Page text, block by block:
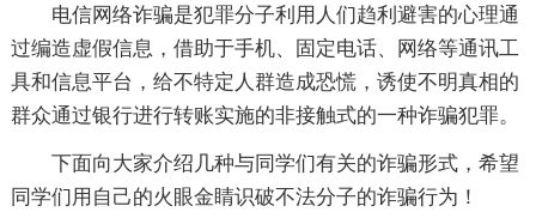
电信网络诈骗是犯罪分子利用人们趋利避害的心理通
过编造虚假信息，借助于手机、固定电话、网络等通讯工
具和信息平台，给不特定人群造成恐慌，诱使不明真相的
群众通过银行进行转账实施的非接触式的一种诈骗犯罪。
下面向大家介绍几种与同学们有关的诈骗形式，希望
同学们用自己的火眼金睛识破不法分子的诈骗行为！